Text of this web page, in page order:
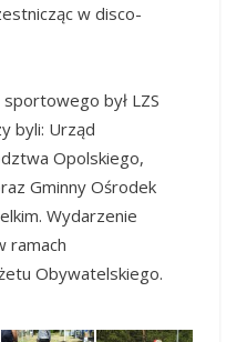
w disco-
był LZS
byli: Urząd
Opolskiego,
Gminny Ośrodek
Wydarzenie
ramach
Obywatelskiego.